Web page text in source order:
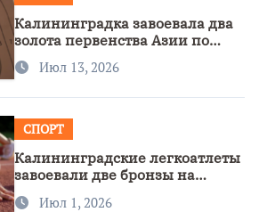
Калининградка завоевала два
золота первенства Азии по
метанию ножа
Июл 13, 2026
СПОРТ
Калининградские легкоатлеты
завоевали две бронзы на
первенстве России
Июл 1, 2026